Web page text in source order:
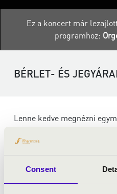
Consent
Ez a koncert már
programhoz:
BÉRLET- ÉS
Lenne kedve megnézni
megismerhetik az
mely Budafok -Tétény